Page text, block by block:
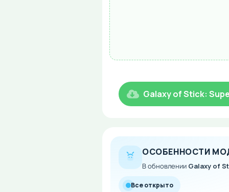
Galaxy of Stick:
ОСОБЕННОСТИ
В обновлении Galaxy of
Все открыто